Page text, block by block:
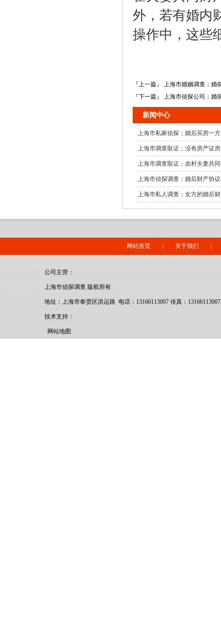
外，若有婚内
操作中，这些
『上一篇』 上海市婚姻调查；
『下一篇』 上海市侦探公司；
新闻中心
上海市私家侦探；婚后买房一
上海市调查取证；没有房产证
上海市调查取证；农村夫妻共
上海市侦探调查；婚后财产协
上海市私人调查；女方的婚后
网站首页 关于我们
公司主营：
上海市侦探调查 版权所有
地址：上海市奉贤区洪运路 电话：13166113007 传真：13166113007
技术支持：
网站地图